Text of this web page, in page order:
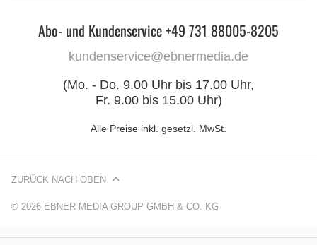
Abo- und Kundenservice +49 731 88005-8205
kundenservice@ebnermedia.de
(Mo. - Do. 9.00 Uhr bis 17.00 Uhr,
Fr. 9.00 bis 15.00 Uhr)
Alle Preise inkl. gesetzl. MwSt.
© 2026 EBNER MEDIA GROUP GMBH & CO. KG
ZURÜCK NACH OBEN